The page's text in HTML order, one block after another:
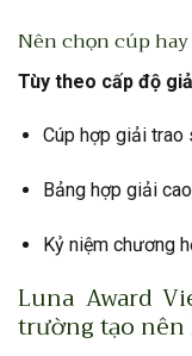
Nên chọn cúp
Tùy theo cấp độ
Cúp hợp giải trao
Bảng hợp giải
Kỷ niệm chương
Luna Award
trường tạo